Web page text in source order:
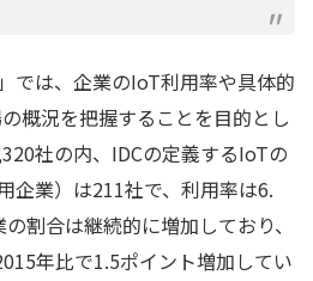
では、企業のIoT利用率や具体的
概況を把握することを目的とし
社の内、IDCの定義するIoTの
企業）は211社で、利用率は6.
割合は継続的に増加しており、
年比で1.5ポイント増加してい